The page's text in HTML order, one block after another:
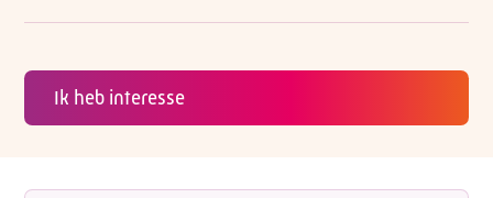
Ik heb interesse